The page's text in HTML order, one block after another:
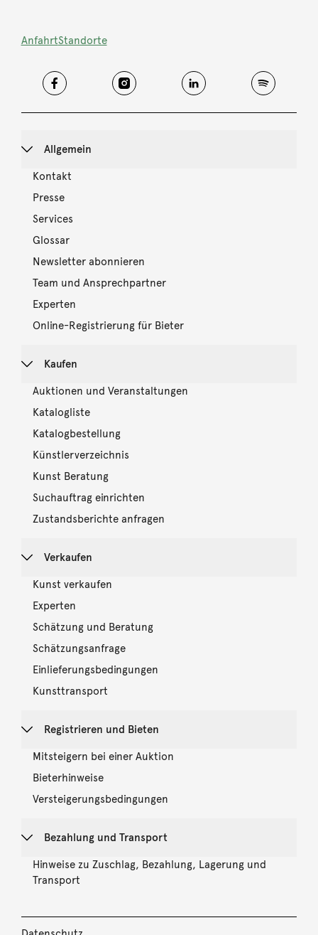
AnfahrtStandorte
Allgemein
Kontakt
Presse
Services
Glossar
Newsletter abonnieren
Team und Ansprechpartner
Experten
Online-Registrierung für Bieter
Kaufen
Auktionen und Veranstaltungen
Katalogliste
Katalogbestellung
Künstlerverzeichnis
Kunst Beratung
Suchauftrag einrichten
Zustandsberichte anfragen
Verkaufen
Kunst verkaufen
Experten
Schätzung und Beratung
Schätzungsanfrage
Einlieferungsbedingungen
Kunsttransport
Registrieren und Bieten
Mitsteigern bei einer Auktion
Bieterhinweise
Versteigerungsbedingungen
Bezahlung und Transport
Hinweise zu Zuschlag, Bezahlung, Lagerung und
Transport